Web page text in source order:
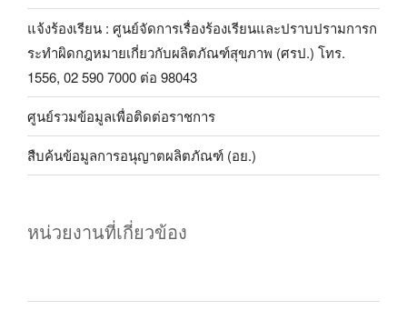
แจ้งร้องเรียน : ศูนย์จัดการเรื่องร้องเรียนและปราบปรามการก
ระทำผิดกฎหมายเกี่ยวกับผลิตภัณฑ์สุขภาพ (ศรป.) โทร.
1556, 02 590 7000 ต่อ 98043
ศูนย์รวมข้อมูลเพื่อติดต่อราชการ
สืบค้นข้อมูลการอนุญาตผลิตภัณฑ์ (อย.)
หน่วยงานที่เกี่ยวข้อง